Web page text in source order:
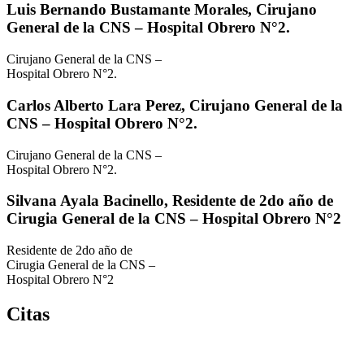
Luis Bernando Bustamante Morales, Cirujano
General de la CNS – Hospital Obrero N°2.
Cirujano General de la CNS –
Hospital Obrero N°2.
Carlos Alberto Lara Perez, Cirujano General de la
CNS – Hospital Obrero N°2.
Cirujano General de la CNS –
Hospital Obrero N°2.
Silvana Ayala Bacinello, Residente de 2do año de
Cirugia General de la CNS – Hospital Obrero N°2
Residente de 2do año de
Cirugia General de la CNS –
Hospital Obrero N°2
Citas